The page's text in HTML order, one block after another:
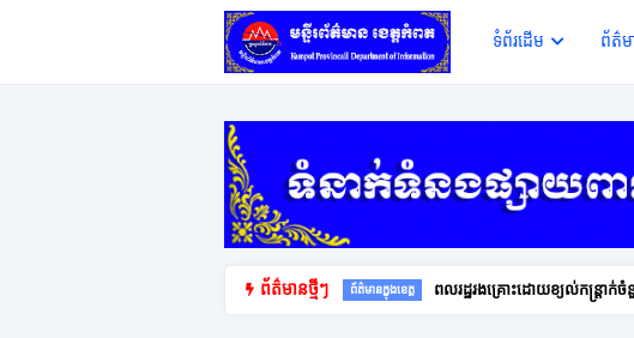
ទំព័រដើម ព័ត៌ម
ព័ត៌មានថ្មីៗ ព័ត៌មានក្នុងខេត្ត ពលរដ្ឋរងគ្រោះដោយខ្យល់កន្ត្រា